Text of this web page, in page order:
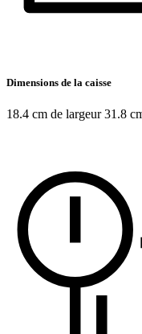
Dimensions de la caisse
18.4 cm de largeur 31.8